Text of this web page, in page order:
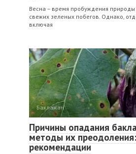
Весна – время пробуждения природы
свежих зеленых побегов. Однако,
включая
Баклажан
Причины опадания
методы их
рекомендации